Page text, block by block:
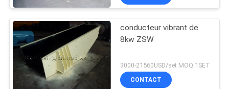
conducteur vibrant de
8kw ZSW
3000-21560USD/set MOQ:1SET
CONTACT